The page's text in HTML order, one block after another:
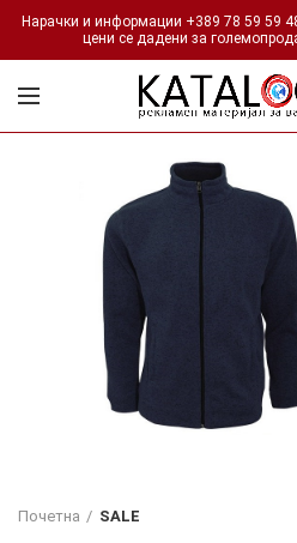
Нарачки и информации +389 78 59 59
цени се дадени за
Почетна SALE